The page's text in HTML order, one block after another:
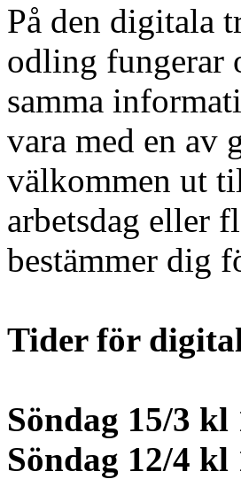
På den digitala
odling fungerar
samma
vara med en av
välkommen ut
arbetsdag eller
bestämmer dig
Tider för
Söndag 15/3 kl
Söndag 12/4 kl